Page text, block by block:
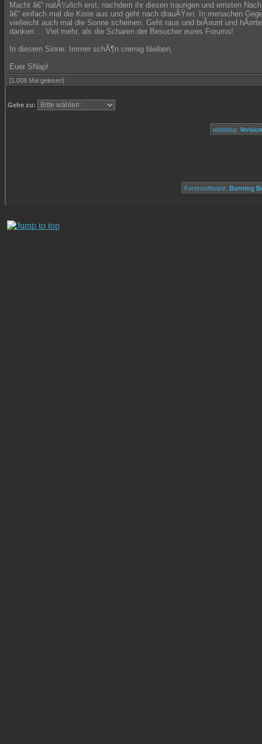
Macht â€“ natÃ¼rlich erst, nachdem ihr diesen traurigen und ernsten
â€“ einfach mal die Kiste aus und geht nach drauÃŸen. In menachen
vielleicht auch mal die Sonne scheinen. Geht raus und brÃ¤unt und
danken ... Viel mehr, als die Scharen der Besucher eures Forums!
In diesem Sinne: Immer schÃ¶n cremig bleiben,
Euer SNap!
[1.008 Mal gelesen]
Gehe zu:
wbbblog:
Forensoftware: Burning